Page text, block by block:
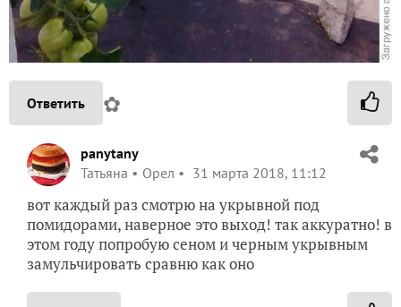
Ответить ✿
panytany
Татьяна
Орел 31 марта 2018, 11:12
вот каждый раз смотрю на укрывной под
помидорами, наверное это выход! так аккуратно! в
этом году попробую сеном и черным укрывным
замульчировать сравню как оно